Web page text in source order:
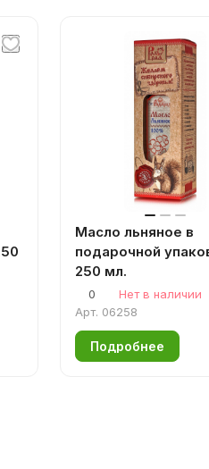
Масло льняное в
подарочной
250 мл.
0
Нет в наличии
Арт. 06258
Подробнее